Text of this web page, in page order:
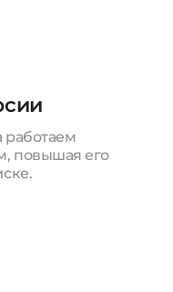
работаем
повышая его